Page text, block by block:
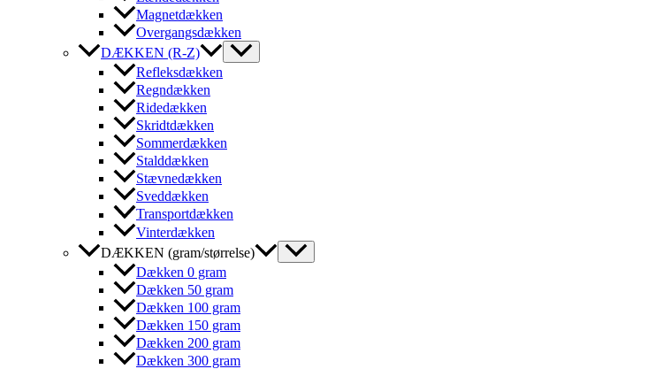
Magnetdækken
Overgangsdækken
DÆKKEN (R-Z)
Refleksdækken
Regndækken
Ridedækken
Skridtdækken
Sommerdækken
Stalddækken
Stævnedækken
Sveddækken
Transportdækken
Vinterdækken
DÆKKEN (gram/størrelse)
Dækken 0 gram
Dækken 50 gram
Dækken 100 gram
Dækken 150 gram
Dækken 200 gram
Dækken 300 gram